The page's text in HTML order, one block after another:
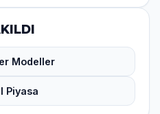
Modeller
Piyasa